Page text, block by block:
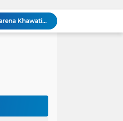
Bank Dunia: 48 Persen UMKM Batasi Penggunaan QRIS karena Khawatir Dipantau Pajak
Terungkap! Satpam Tewas Terborgol di Waduk Jatiluhur Sempat Kirim Foto Lama ke Istri, Dedi Mulyadi Soroti Kejanggalan
Persija Jakarta Raih Peringkat Ketiga Piala Presiden 2026 Usai Tundukkan Arema FC 3-1